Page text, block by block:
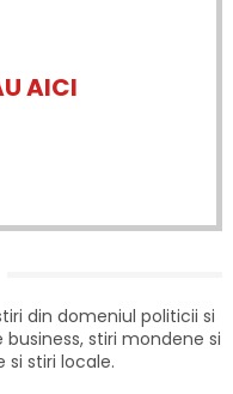
AICI
din domeniul politicii si
stiri mondene si
si stiri locale.